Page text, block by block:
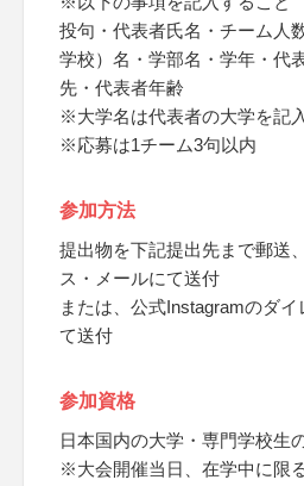
投句・代表者氏名・チーム人
学校）名・学部名・学年・代
先・代表者年齢
※大学名は代表者の大学を記
※応募は1チーム3句以内
参加方法
提出物を下記提出先まで郵送
ス・メールにて送付
または、公式Instagramのダ
て送付
参加資格
日本国内の大学・専門学校生
※大会開催当日、在学中に限